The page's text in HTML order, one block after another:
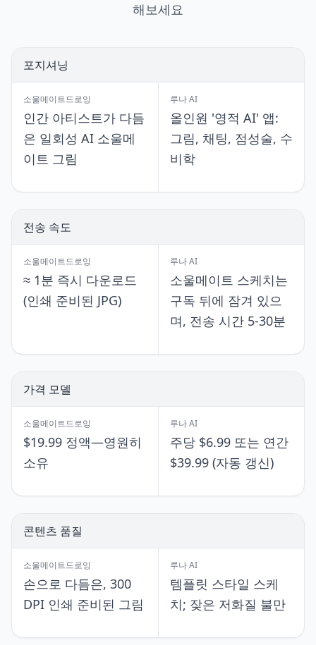
해보세요
포지셔닝
소울메이트드로잉
인간 아티스트가 다듬
은 일회성 AI 소울메
이트 그림
루나 AI
올인원 '영적 AI' 앱:
그림, 채팅, 점성술, 수
비학
전송 속도
소울메이트드로잉
≈ 1분 즉시 다운로드
(인쇄 준비된 JPG)
루나 AI
소울메이트 스케치는
구독 뒤에 잠겨 있으
며, 전송 시간 5-30분
가격 모델
소울메이트드로잉
$19.99 정액—영원히
소유
루나 AI
주당 $6.99 또는 연간
$39.99 (자동 갱신)
콘텐츠 품질
소울메이트드로잉
손으로 다듬은, 300
DPI 인쇄 준비된 그림
루나 AI
템플릿 스타일 스케
치; 잦은 저화질 불만